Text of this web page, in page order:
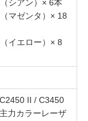
（シアン）× 6本
（マゼンタ）× 18
（イエロー）× 8
II / C3450
力カラーレーザ